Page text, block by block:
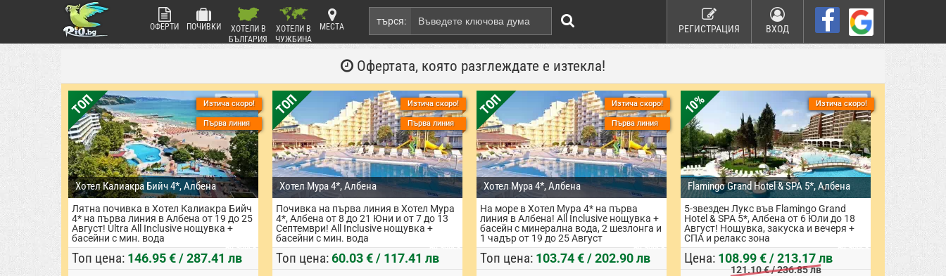
ОФЕРТИ ПОЧИВКИ
ХОТЕЛИ В
БЪЛГАРИЯ
ХОТЕЛИ В
ЧУЖБИНА
МЕСТА търся:
РЕГИСТРАЦИЯ ВХОД
Офертата, която разглеждате е изтекла!
Изтича скоро!
Първа линия
ТОП
Хотел Калиакра Бийч 4*, Албена
Лятна почивка в Хотел Калиакра Бийч
4* на първа линия в Албена от 19 до 25
Август! Ultra All Inclusive нощувка +
басейни с мин. вода
Топ цена: 146.95 € / 287.41 лв
на човек
Изтича скоро!
Първа линия
ТОП
Хотел Мура 4*, Албена
Почивка на първа линия в Хотел Мура
4*, Албена от 8 до 21 Юни и от 7 до 13
Септември! All Inclusive нощувка +
басейни с мин. вода
Албена
★★★★★
★★★★★
Топ цена:60.03 € / 117.41 лв
на човек
Изтича скоро!
Първа линия
ТОП
Хотел Мура 4*, Албена
На море в Хотел Мура 4* на първа
линия в Албена! All Inclusive нощувка +
басейн с минерална вода, 2 шезлонга и
1 чадър от 19 до 25 Август
Албена
★★★★★
★★★★★
Топ цена: 103.74 € / 202.90 лв
на човек
Изтича скоро!
10%
Flamingo Grand Hotel & SPA 5*, Албена
5-звезден Лукс във Flamingo Grand
Hotel & SPA 5*, Албена от 6 Юли до 18
Август! Нощувка, закуска и вечеря +
СПА и релакс зона
Албена 9620
★★★★★
★★★★★
Цена: 108.99 € / 213.17 лв
121.10 € / 236.85 лв
на човек